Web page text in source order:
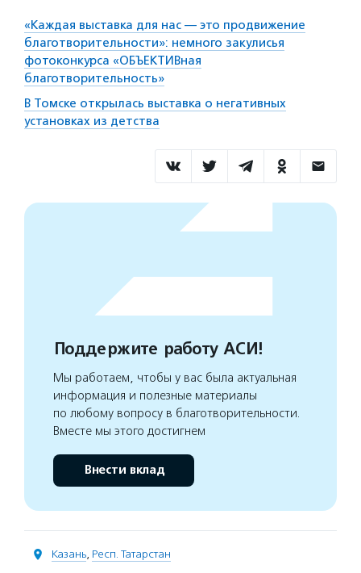
«Каждая выставка для нас — это продвижение
благотворительности»: немного закулисья
фотоконкурса «ОБЪЕКТИВная
благотворительность»
В Томске открылась выставка о негативных
установках из детства
Поддержите работу АСИ!
Мы работаем, чтобы у вас была актуальная
информация и полезные материалы
по любому вопросу в благотворительности.
Вместе мы этого достигнем
Внести вклад
Казань, Респ. Татарстан